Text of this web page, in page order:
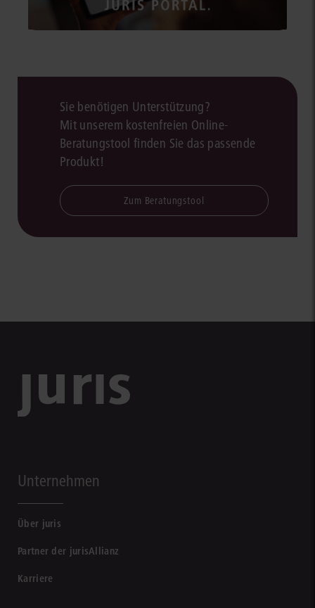
Sie benötigen Unterstützung?
Mit unserem kostenfreien Online-
Beratungstool finden Sie das passende
Produkt!
Zum Beratungstool
Unternehmen
Über juris
Partner der jurisAllianz
Karriere